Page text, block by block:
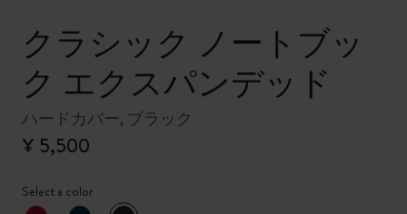
クラシック ノートブッ
ク エクスパンデッド
ハードカバー, ブラック
¥ 5,500
Select a color